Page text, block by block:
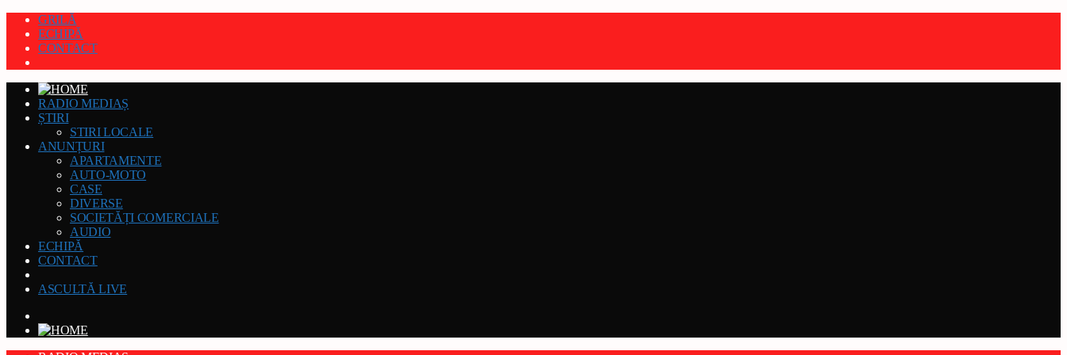
GRILĂ
ECHIPĂ
CONTACT
RADIO MEDIAȘ
ȘTIRI
STIRI LOCALE
ANUNȚURI
APARTAMENTE
AUTO-MOTO
CASE
DIVERSE
SOCIETĂȚI COMERCIALE
AUDIO
ECHIPĂ
CONTACT
ASCULTĂ LIVE